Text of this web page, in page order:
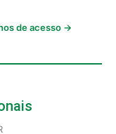
de acesso →